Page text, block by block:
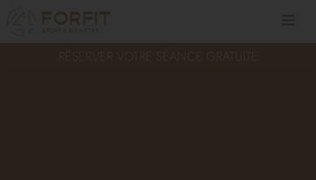
RÉSERVER VOTRE SÉANCE GRATUITE